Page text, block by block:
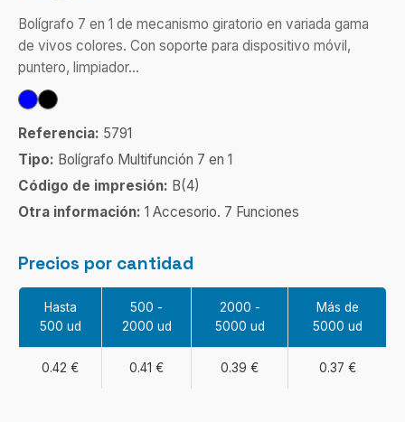
Bolígrafo 7 en 1 de mecanismo giratorio en variada gama
de vivos colores. Con soporte para dispositivo móvil,
puntero, limpiador...
Referencia: 5791
Tipo: Bolígrafo Multifunción 7 en 1
Código de impresión: B(4)
Otra información: 1 Accesorio. 7 Funciones
Precios por cantidad
Hasta
500 ud
500 -
2000 ud
2000 -
5000 ud
Más de
5000 ud
0.42 € 0.41 € 0.39 € 0.37 €